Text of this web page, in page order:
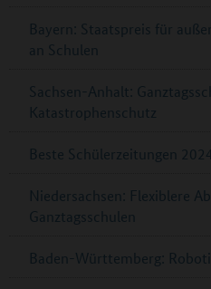
Bayern: Staatspreis für
an Schulen
Sachsen-Anhalt:
Katastrophenschutz
Beste Schülerzeitungen
Niedersachsen: Flexiblere
Ganztagsschulen
Baden-Württemberg: